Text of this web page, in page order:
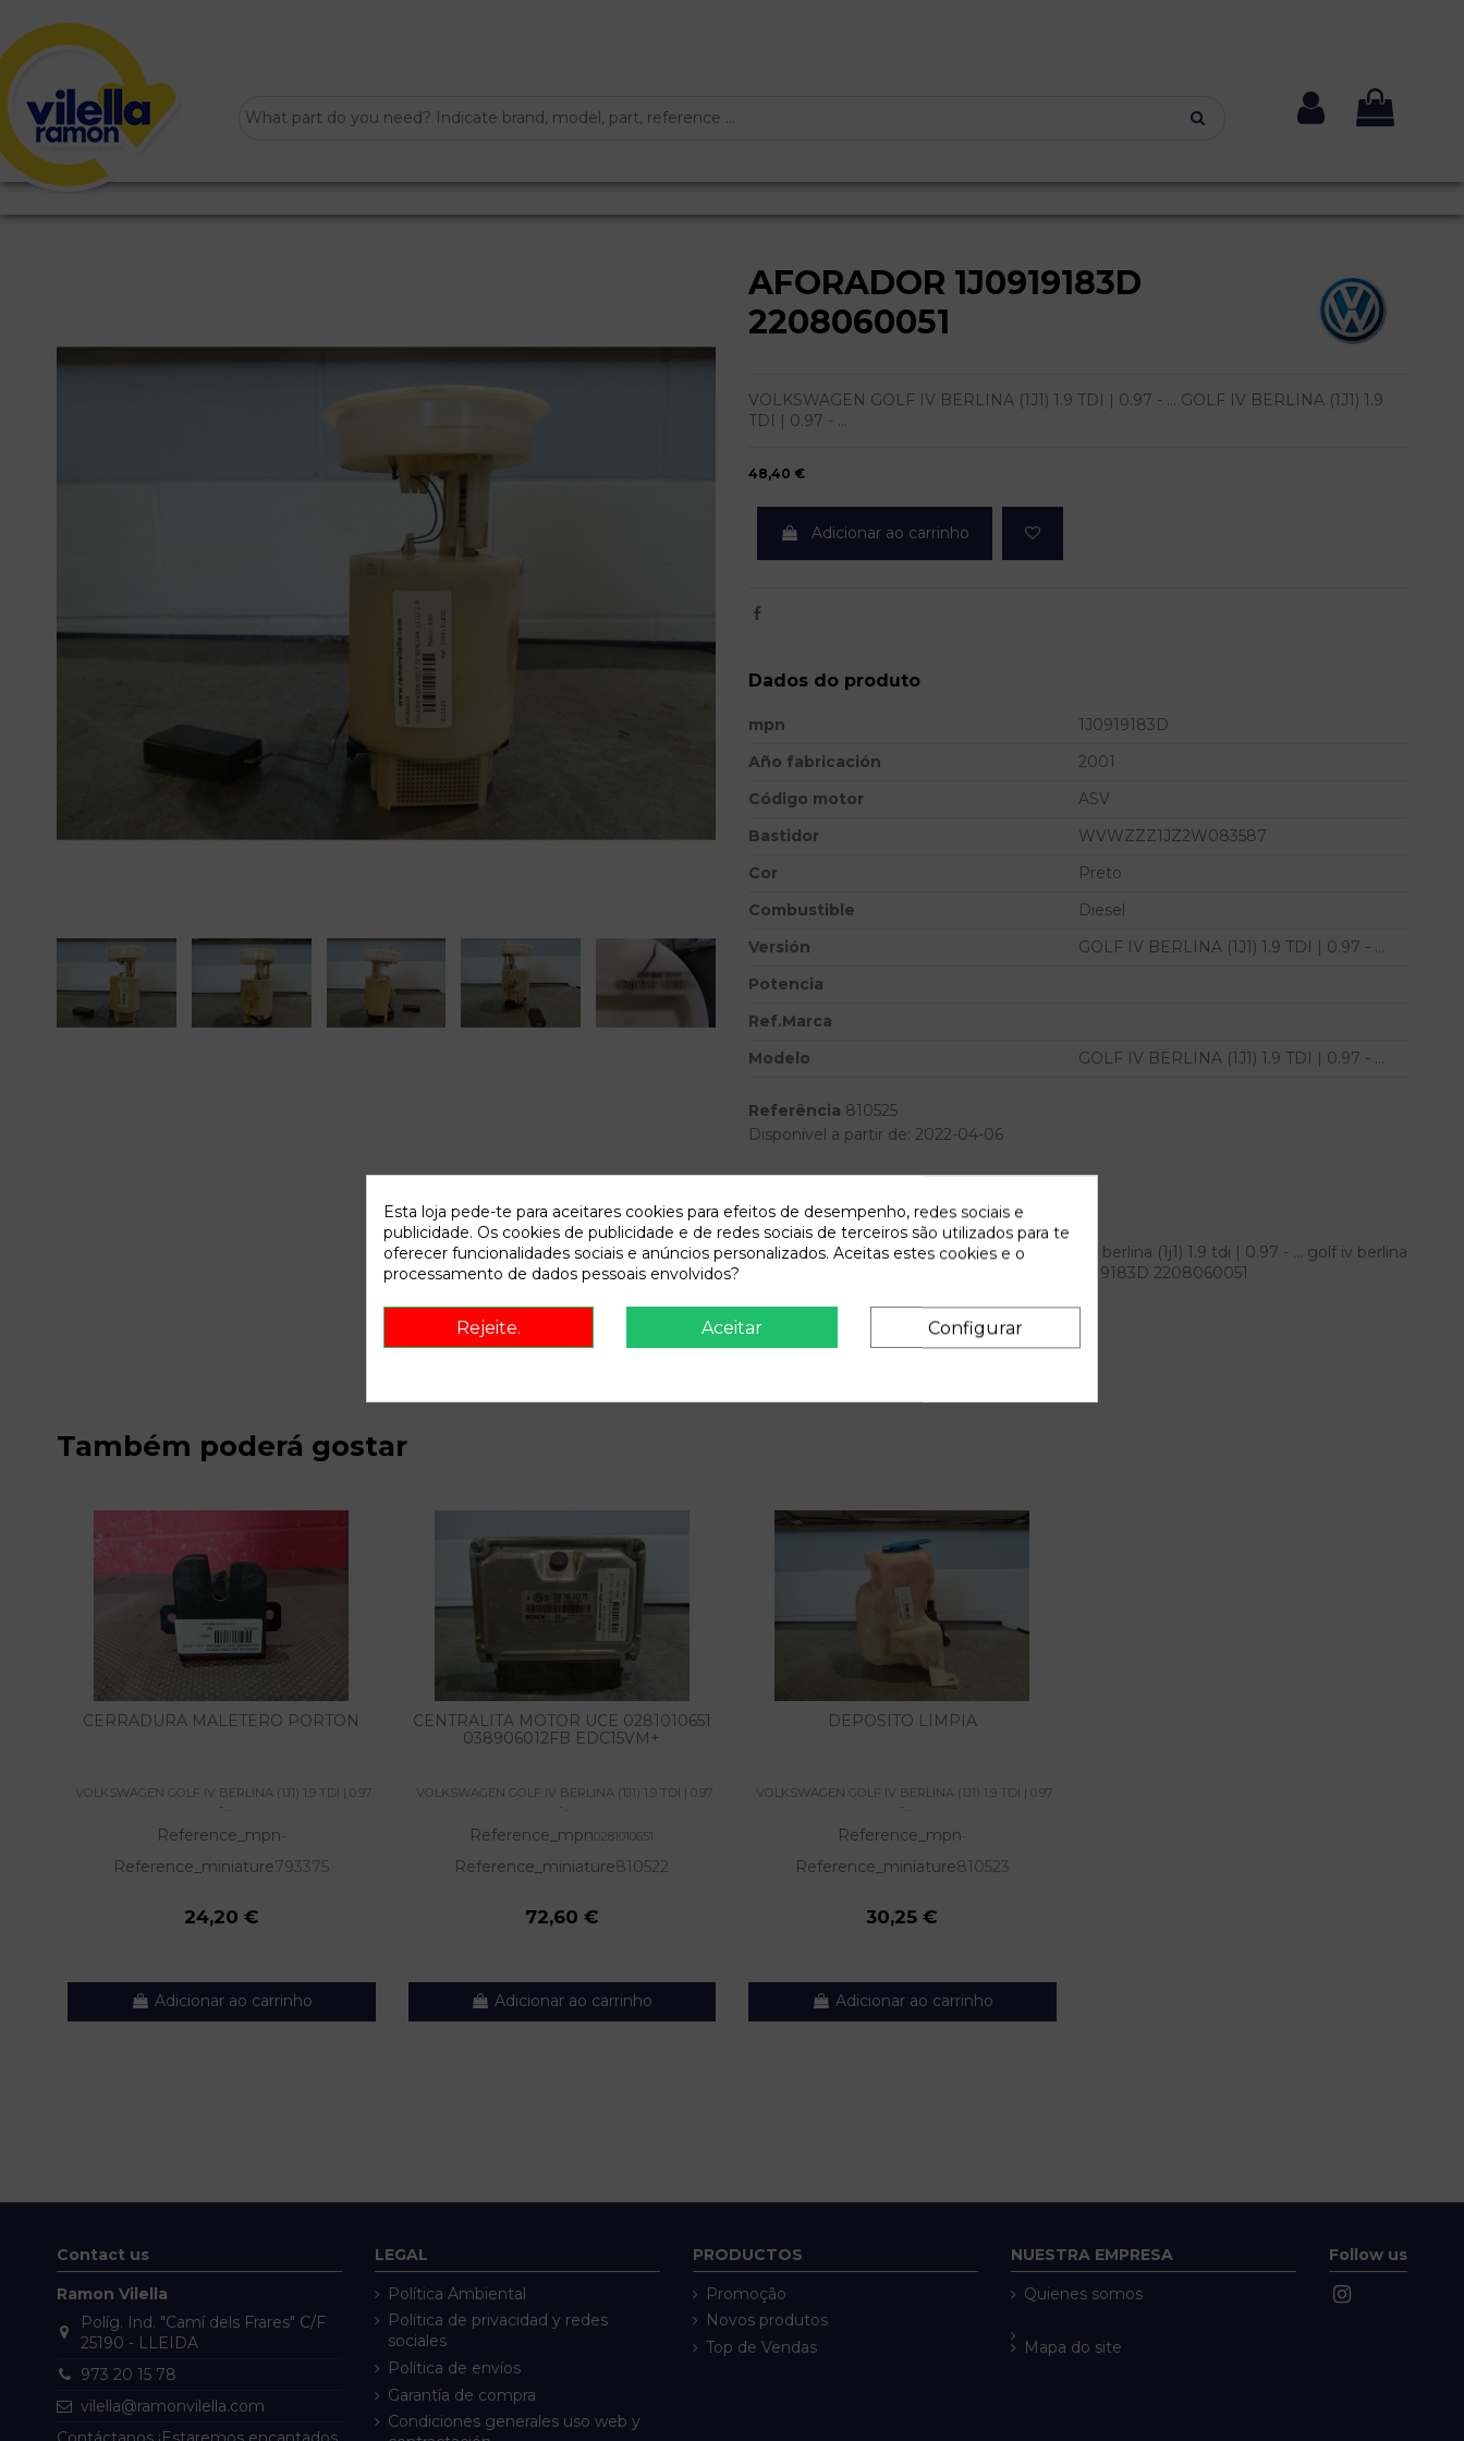
AFORADOR 1J0919183D
2208060051
VOLKSWAGEN GOLF IV BERLINA (1J1) 1.9 TDI | 0.97 - ... GOLF IV BERLINA (1J1) 1.9
TDI | 0.97 - ...
48,40 €
Adicionar ao carrinho
Dados do produto
mpn
1J0919183D
Año fabricación
2001
Código motor
ASV
Bastidor
WVWZZZ1JZ2W083587
Cor
Preto
Combustible
Diesel
Versión
GOLF IV BERLINA (1J1) 1.9 TDI | 0.97 - ...
Potencia
Ref.Marca
Modelo
GOLF IV BERLINA (1J1) 1.9 TDI | 0.97 - ...
Referência 810525
Disponível a partir de: 2022-04-06
Descrição
Recambio de aforador para volkswagen golf iv berlina (1j1) 1.9 tdi | 0.97 - ... golf iv berlina
(1j1) 1.9 tdi | 0.97 - ... referencia OEM IAM 1J0919183D 2208060051
Também poderá gostar
CERRADURA MALETERO PORTON
VOLKSWAGEN GOLF IV BERLINA (1J1) 1.9 TDI | 0.97
-...
Reference_mpn-
Reference_miniature793375
24,20 €
Adicionar ao carrinho
CENTRALITA MOTOR UCE 0281010651
038906012FB EDC15VM+
VOLKSWAGEN GOLF IV BERLINA (1J1) 1.9 TDI | 0.97
-...
Reference_mpn0281010651
Reference_miniature810522
72,60 €
Adicionar ao carrinho
DEPOSITO LIMPIA
VOLKSWAGEN GOLF IV BERLINA (1J1) 1.9 TDI | 0.97
-...
Reference_mpn-
Reference_miniature810523
30,25 €
Adicionar ao carrinho
Contact us
Ramon Vilella
Políg. Ind. "Camí dels Frares" C/F
25190 - LLEIDA
973 20 15 78
vilella@ramonvilella.com
LEGAL
Política Ambiental
Política de privacidad y redes
sociales
Política de envíos
Garantía de compra
Condiciones generales uso web y
PRODUCTOS
Promoção
Novos produtos
Top de Vendas
NUESTRA EMPRESA
Quienes somos
Mapa do site
Follow us
Esta loja pede-te para aceitares cookies para efeitos de desempenho, redes sociais e
publicidade. Os cookies de publicidade e de redes sociais de terceiros são utilizados para te
oferecer funcionalidades sociais e anúncios personalizados. Aceitas estes cookies e o
processamento de dados pessoais envolvidos?
Rejeite. Aceitar Configurar